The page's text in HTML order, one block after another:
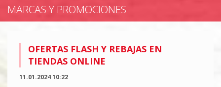
MARCAS Y PROMOCIONES
OFERTAS FLASH Y REBAJAS EN
TIENDAS ONLINE
11.01.2024 10:22